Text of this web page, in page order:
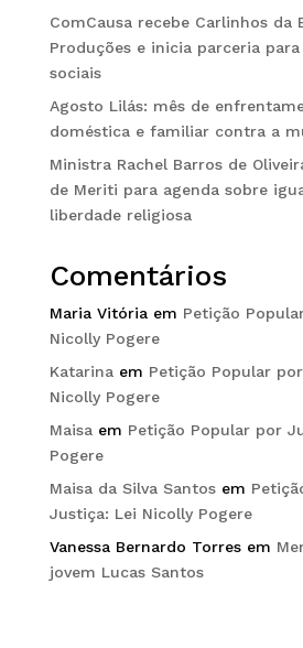
ComCausa recebe Carlinhos da
Produções e inicia parceria
sociais
Agosto Lilás: mês de
doméstica e familiar contra a
Ministra Rachel Barros de
de Meriti para agenda sobre
liberdade religiosa
Comentários
Maria Vitóriaem Petição
Nicolly Pogere
Katarinaem Petição Popular
Nicolly Pogere
Maisaem Petição Popular por
Pogere
Maisa da Silva Santosem
Justiça: Lei Nicolly Pogere
Vanessa Bernardo Torresem
jovem Lucas Santos